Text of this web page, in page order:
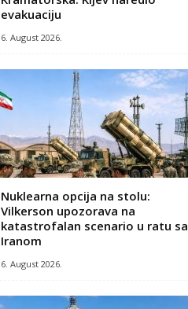
evakuaciju
6. August 2026.
Nuklearna opcija na stolu:
Vilkerson upozorava na
katastrofalan scenario u ratu sa
Iranom
6. August 2026.